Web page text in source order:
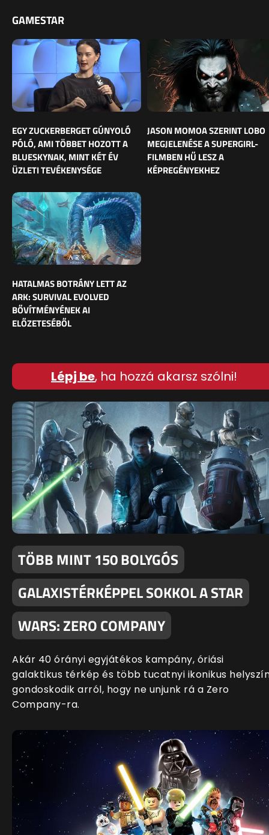
GAMESTAR
EGY ZUCKERBERGET GÚNYOLÓ
PÓLÓ, AMI TÖBBET HOZOTT A
BLUESKYNAK, MINT KÉT ÉV
ÜZLETI TEVÉKENYSÉGE
JASON MOMOA SZERINT LOBO
MEGJELENÉSE A SUPERGIRL-
FILMBEN HŰ LESZ A
KÉPREGÉNYEKHEZ
HATALMAS BOTRÁNY LETT AZ
ARK: SURVIVAL EVOLVED
BŐVÍTMÉNYÉNEK AI
ELŐZETESÉBŐL
Lépj be, ha hozzá akarsz szólni!
TÖBB MINT 150 BOLYGÓS
GALAXISTÉRKÉPPEL SOKKOL A STAR
WARS: ZERO COMPANY
Akár 40 órányi egyjátékos kampány, óriási
galaktikus térkép és több tucatnyi ikonikus
gondoskodik arról, hogy ne unjunk rá a Zero
Company-ra.